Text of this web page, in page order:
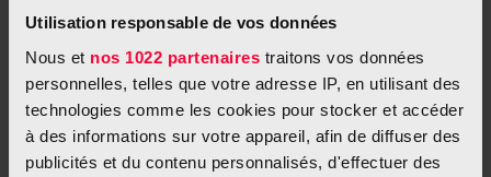
Utilisation responsable de vos données
Nous et nos 1022 partenaires traitons vos données
personnelles, telles que votre adresse IP, en utilisant des
technologies comme les cookies pour stocker et accéder
à des informations sur votre appareil, afin de diffuser des
publicités et du contenu personnalisés, d'effectuer des